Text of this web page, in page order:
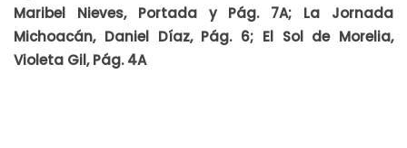
Maribel Nieves, Portada y Pág. 7A; La Jornada
Michoacán, Daniel Díaz, Pág. 6; El Sol de Morelia,
Violeta Gil, Pág. 4A